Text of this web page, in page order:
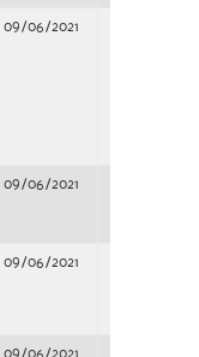
09/06/2021
09/06/2021
09/06/2021
09/06/2021